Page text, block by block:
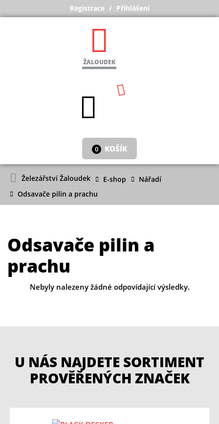
Registrace Přihlášení
ŽALOUDEK
0 KOŠÍK
Železářství Žaloudek E-shop
Nářadí
Odsavače pilin a prachu
Odsavače pilin a
prachu
Nebyly nalezeny žádné odpovídající výsledky.
U NÁS NAJDETE SORTIMENT
PROVĚŘENÝCH ZNAČEK